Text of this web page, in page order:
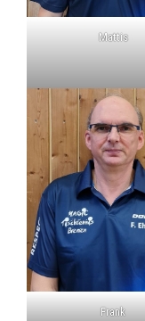
Mattis
Frank